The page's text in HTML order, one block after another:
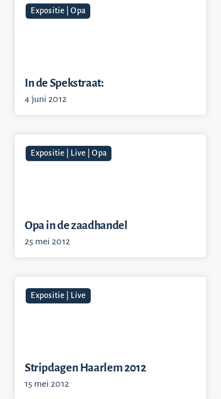
Expositie | Opa
In de Spekstraat:
4 juni 2012
Expositie | Live | Opa
Opa in de zaadhandel
25 mei 2012
Expositie | Live
Stripdagen Haarlem 2012
15 mei 2012